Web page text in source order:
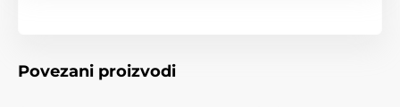
Povezani proizvodi